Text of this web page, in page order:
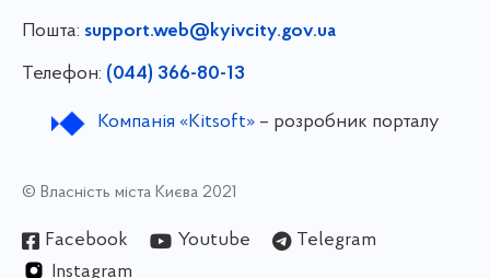
Пошта: support.web@kyivcity.gov.ua
Телефон: (044) 366-80-13
Компанія «Kitsoft»– розробник порталу
© Власність міста Києва 2021
Facebook Youtube
Telegram
Instagram